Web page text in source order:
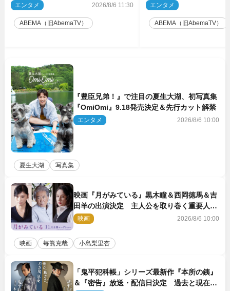
た」“極寒プロポーズ”も告白
エンタメ 2026/8/6 11:30
ABEMA（旧AbemaTV）
の衝撃半生
エンタメ
ABEMA（旧AbemaTV）
『豊臣兄弟！』で注目の夏生大湖、初写真集
『OmiOmi』9.18発売決定＆先行カット解禁
エンタメ 2026/8/6 10:00
夏生大湖 写真集
映画『月がみている』黒木瞳＆西岡徳馬＆吉
田羊の出演決定 主人公を取り巻く重要人物
を演じる
映画 2026/8/6 10:00
映画 毎熊克哉 小島梨里杏
「鬼平犯科帳」シリーズ最新作『本所の銕』
＆『密告』放送・配信日決定 過去と現在が